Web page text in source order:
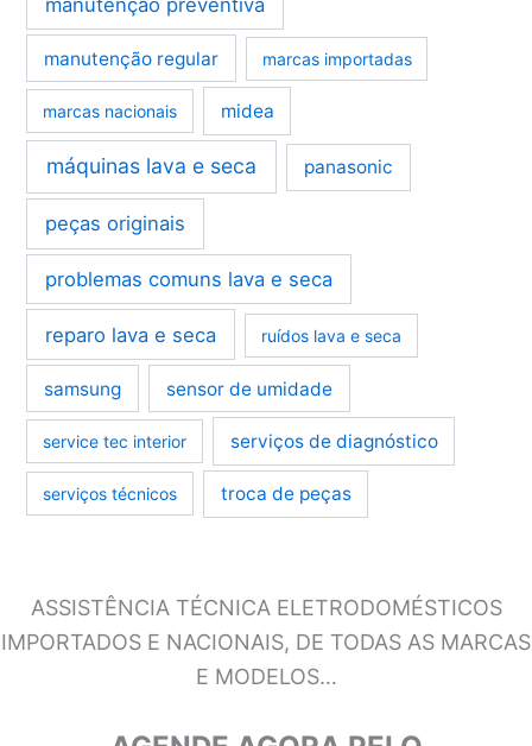
manutenção regular marcas importadas
marcas nacionais midea
máquinas lava e seca panasonic
peças originais
problemas comuns lava e seca
reparo lava e seca ruídos lava e seca
samsung sensor de umidade
service tec interior serviços de diagnóstico
serviços técnicos troca de peças
ASSISTÊNCIA TÉCNICA ELETRODOMÉSTICOS
IMPORTADOS E NACIONAIS, DE TODAS AS MARCAS
E MODELOS…